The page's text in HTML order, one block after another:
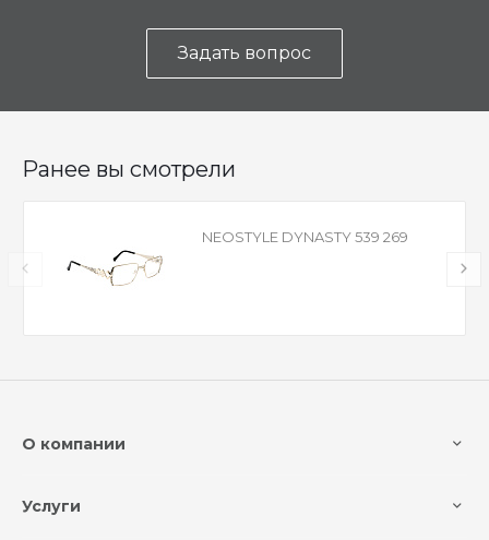
Задать вопрос
Ранее вы смотрели
NEOSTYLE DYNASTY 539 269
О компании
Услуги